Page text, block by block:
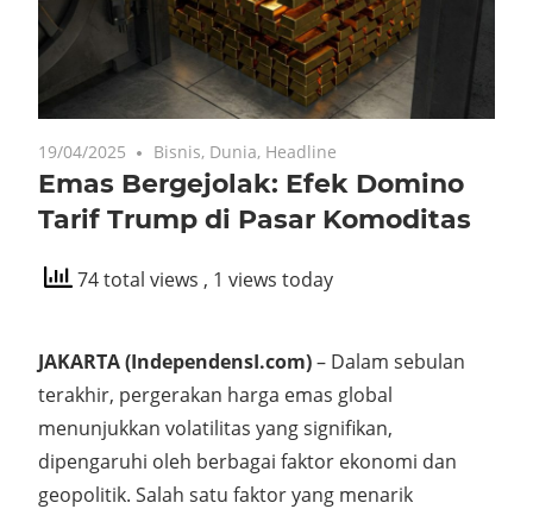
19/04/2025 Bisnis, Dunia, Headline
Emas Bergejolak: Efek Domino
Tarif Trump di Pasar Komoditas
74 total views , 1 views today
JAKARTA (IndependensI.com)– Dalam sebulan
terakhir, pergerakan harga emas global
menunjukkan volatilitas yang signifikan,
dipengaruhi oleh berbagai faktor ekonomi dan
geopolitik. Salah satu faktor yang menarik